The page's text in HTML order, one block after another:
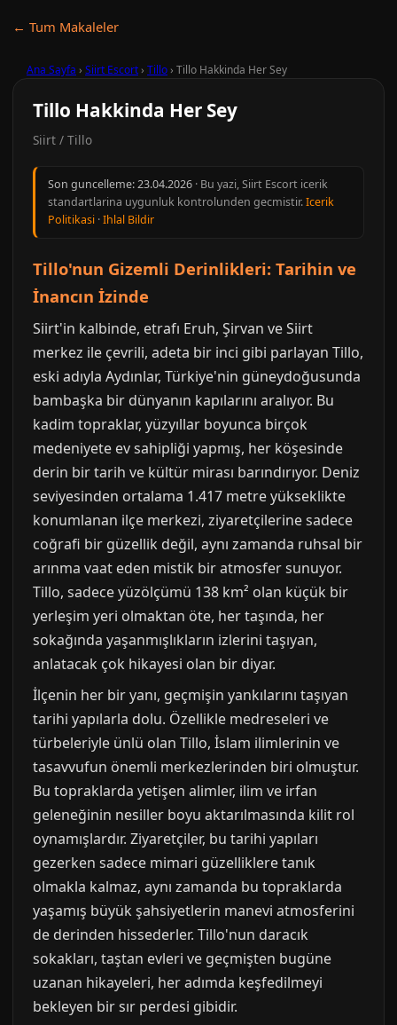
← Tum Makaleler
Ana Sayfa › Siirt Escort› Tillo› Tillo Hakkinda Her Sey
Tillo Hakkinda Her Sey
Siirt / Tillo
Son guncelleme:23.04.2026 · Bu yazi, Siirt Escort icerik
standartlarina uygunluk kontrolunden gecmistir.Icerik
Politikasi ·Ihlal Bildir
Tillo'nun Gizemli Derinlikleri: Tarihin ve
İnancın İzinde
Siirt'in kalbinde, etrafı Eruh, Şirvan ve Siirt
merkez ile çevrili, adeta bir inci gibi parlayan Tillo,
eski adıyla Aydınlar, Türkiye'nin güneydoğusunda
bambaşka bir dünyanın kapılarını aralıyor. Bu
kadim topraklar, yüzyıllar boyunca birçok
medeniyete ev sahipliği yapmış, her köşesinde
derin bir tarih ve kültür mirası barındırıyor. Deniz
seviyesinden ortalama 1.417 metre yükseklikte
konumlanan ilçe merkezi, ziyaretçilerine sadece
coğrafi bir güzellik değil, aynı zamanda ruhsal bir
arınma vaat eden mistik bir atmosfer sunuyor.
Tillo, sadece yüzölçümü 138 km² olan küçük bir
yerleşim yeri olmaktan öte, her taşında, her
sokağında yaşanmışlıkların izlerini taşıyan,
anlatacak çok hikayesi olan bir diyar.
İlçenin her bir yanı, geçmişin yankılarını taşıyan
tarihi yapılarla dolu. Özellikle medreseleri ve
türbeleriyle ünlü olan Tillo, İslam ilimlerinin ve
tasavvufun önemli merkezlerinden biri olmuştur.
Bu topraklarda yetişen alimler, ilim ve irfan
geleneğinin nesiller boyu aktarılmasında kilit rol
oynamışlardır. Ziyaretçiler, bu tarihi yapıları
gezerken sadece mimari güzelliklere tanık
olmakla kalmaz, aynı zamanda bu topraklarda
yaşamış büyük şahsiyetlerin manevi atmosferini
de derinden hissederler. Tillo'nun daracık
sokakları, taştan evleri ve geçmişten bugüne
uzanan hikayeleri, her adımda keşfedilmeyi
bekleyen bir sır perdesi gibidir.